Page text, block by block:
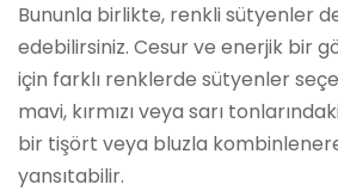
Bununla birlikte, renkli sütyenler
edebilirsiniz. Cesur ve enerjik bir
için farklı renklerde sütyenler
mavi, kırmızı veya sarı
bir tişört veya bluzla
yansıtabilir.